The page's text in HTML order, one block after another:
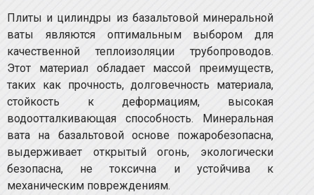
Плиты и цилиндры из базальтовой минеральной
ваты являются оптимальным выбором для
качественной теплоизоляции трубопроводов.
Этот материал обладает массой преимуществ,
таких как прочность, долговечность материала,
стойкость к деформациям, высокая
водоотталкивающая способность. Минеральная
вата на базальтовой основе пожаробезопасна,
выдерживает открытый огонь, экологически
безопасна, не токсична и устойчива к
механическим повреждениям.